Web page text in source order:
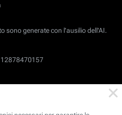
sono generate con l'ausilio dell'AI.
12878470157